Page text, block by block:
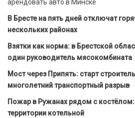
арендовать авто в Минске
В Бресте на пять дней отключат
нескольких районах
Взятки как норма: в Брестской
один руководитель мясокомбината
Мост через Припять: старт
многолетний транспортный разрыв
Пожар в Ружанах рядом с костёлом:
территории котельной